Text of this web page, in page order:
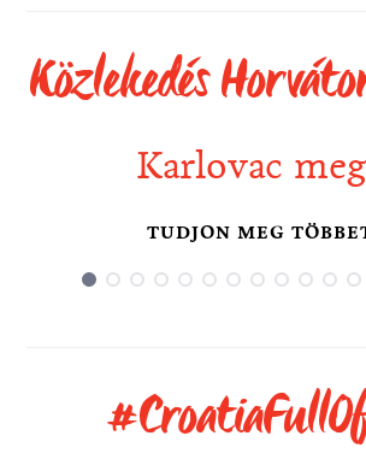
Közlekedés
Karlovac
TUDJON MEG